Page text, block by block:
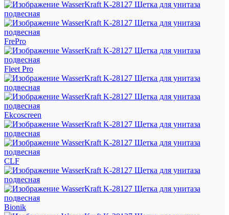
FrePro
Fleet Pro
Ekcoscreen
CLF
Bionik